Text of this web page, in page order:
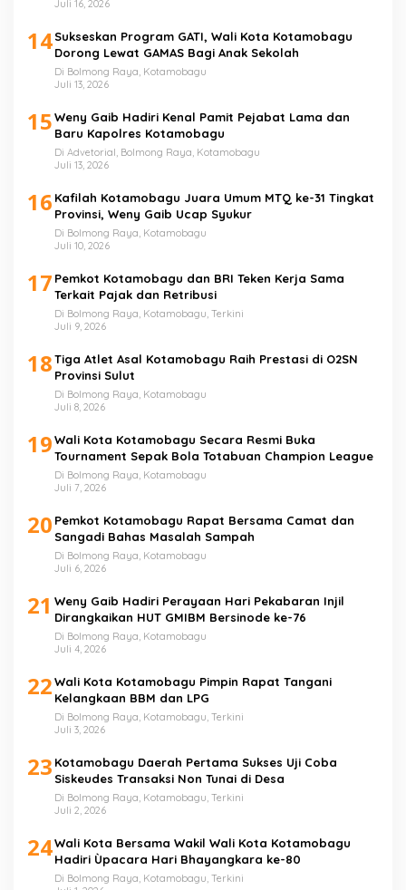
Juli 16, 2026
14Sukseskan Program GATI, Wali Kota Kotamobagu
Dorong Lewat GAMAS Bagi Anak Sekolah
Di Bolmong Raya, Kotamobagu
Juli 13, 2026
15Weny Gaib Hadiri Kenal Pamit Pejabat Lama dan
Baru Kapolres Kotamobagu
Di Advetorial, Bolmong Raya, Kotamobagu
Juli 13, 2026
16 Kafilah Kotamobagu Juara Umum MTQ ke-31 Tingkat
Provinsi, Weny Gaib Ucap Syukur
Di Bolmong Raya, Kotamobagu
Juli 10, 2026
17 Pemkot Kotamobagu dan BRI Teken Kerja Sama
Terkait Pajak dan Retribusi
Di Bolmong Raya, Kotamobagu, Terkini
Juli 9, 2026
18Tiga Atlet Asal Kotamobagu Raih Prestasi di O2SN
Provinsi Sulut
Di Bolmong Raya, Kotamobagu
Juli 8, 2026
19Wali Kota Kotamobagu Secara Resmi Buka
Tournament Sepak Bola Totabuan Champion League
Di Bolmong Raya, Kotamobagu
Juli 7, 2026
20 Pemkot Kotamobagu Rapat Bersama Camat dan
Sangadi Bahas Masalah Sampah
Di Bolmong Raya, Kotamobagu
Juli 6, 2026
21 Weny Gaib Hadiri Perayaan Hari Pekabaran Injil
Dirangkaikan HUT GMIBM Bersinode ke-76
Di Bolmong Raya, Kotamobagu
Juli 4, 2026
22Wali Kota Kotamobagu Pimpin Rapat Tangani
Kelangkaan BBM dan LPG
Di Bolmong Raya, Kotamobagu, Terkini
Juli 3, 2026
23 Kotamobagu Daerah Pertama Sukses Uji Coba
Siskeudes Transaksi Non Tunai di Desa
Di Bolmong Raya, Kotamobagu, Terkini
Juli 2, 2026
24Wali Kota Bersama Wakil Wali Kota Kotamobagu
Hadiri Ùpacara Hari Bhayangkara ke-80
Di Bolmong Raya, Kotamobagu, Terkini